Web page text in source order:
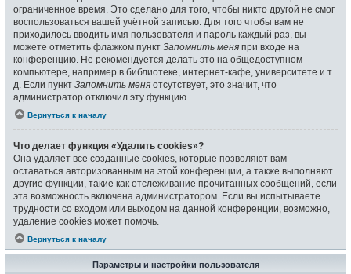
ограниченное время. Это сделано для того, чтобы никто другой не смог
воспользоваться вашей учётной записью. Для того чтобы вам не
приходилось вводить имя пользователя и пароль каждый раз, вы
можете отметить флажком пункт Запомнить меня при входе на
конференцию. Не рекомендуется делать это на общедоступном
компьютере, например в библиотеке, интернет-кафе, университете и т.
д. Если пункт Запомнить меня отсутствует, это значит, что
администратор отключил эту функцию.
Вернуться к началу
Что делает функция «Удалить cookies»?
Она удаляет все созданные cookies, которые позволяют вам
оставаться авторизованным на этой конференции, а также выполняют
другие функции, такие как отслеживание прочитанных сообщений, если
эта возможность включена администратором. Если вы испытываете
трудности со входом или выходом на данной конференции, возможно,
удаление cookies может помочь.
Вернуться к началу
Параметры и настройки пользователя